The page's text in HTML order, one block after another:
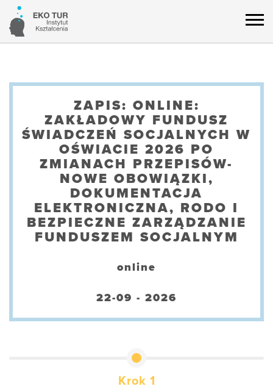
ZAPIS: ONLINE:
ZAKŁADOWY FUNDUSZ
ŚWIADCZEŃ SOCJALNYCH W
OŚWIACIE 2026 PO
ZMIANACH PRZEPISÓW-
NOWE OBOWIĄZKI,
DOKUMENTACJA
ELEKTRONICZNA, RODO I
BEZPIECZNE ZARZĄDZANIE
FUNDUSZEM SOCJALNYM
online
22-09 - 2026
Krok 1